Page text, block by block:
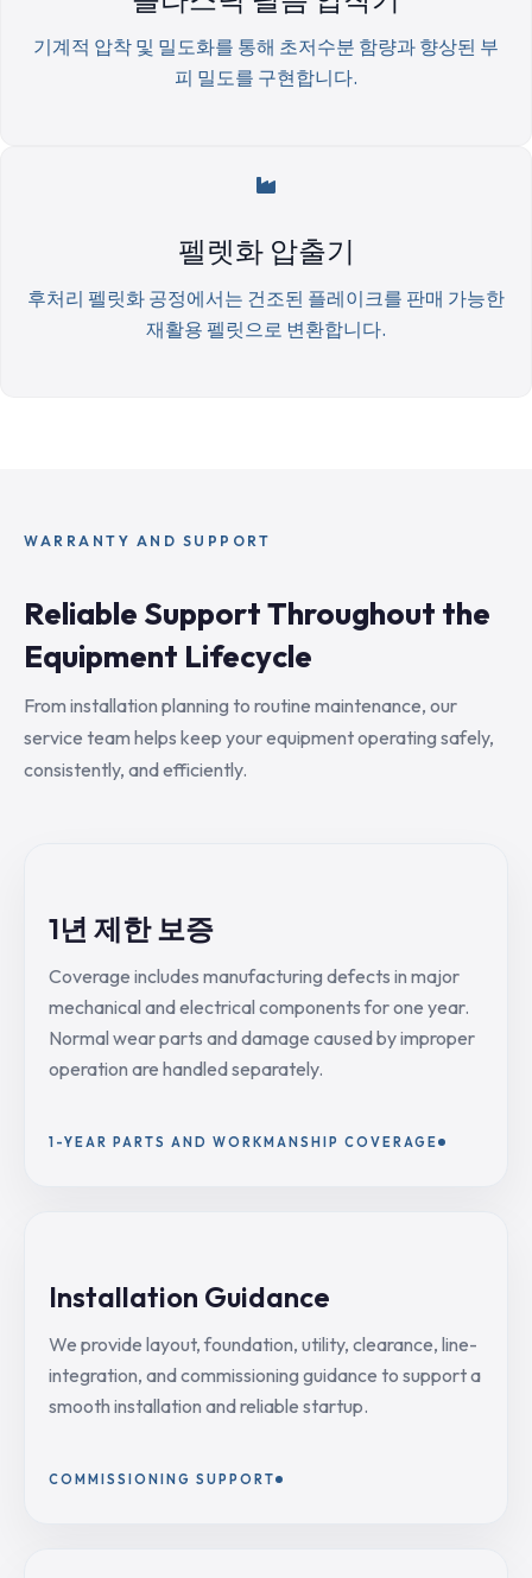
기계적 압착 및 밀도화를 통해 초저수분 함량과 향상된 부
피 밀도를 구현합니다.
펠렛화 압출기
후처리 펠릿화 공정에서는 건조된 플레이크를 판매 가능한
재활용 펠릿으로 변환합니다.
WARRANTY AND SUPPORT
Reliable Support Throughout the
Equipment Lifecycle
From installation planning to routine maintenance, our
service team helps keep your equipment operating safely,
consistently, and efficiently.
1년 제한 보증
Coverage includes manufacturing defects in major
mechanical and electrical components for one year.
Normal wear parts and damage caused by improper
operation are handled separately.
1-YEAR PARTS AND WORKMANSHIP COVERAGE
Installation Guidance
We provide layout, foundation, utility, clearance, line-
integration, and commissioning guidance to support a
smooth installation and reliable startup.
COMMISSIONING SUPPORT